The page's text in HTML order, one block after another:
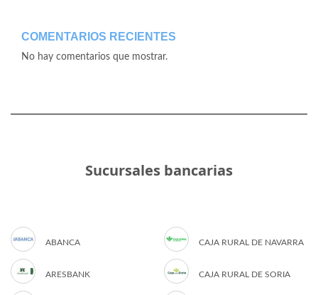
COMENTARIOS RECIENTES
No hay comentarios que mostrar.
Sucursales bancarias
ABANCA
ARESBANK
CAJA RURAL DE NAVARRA
CAJA RURAL DE SORIA